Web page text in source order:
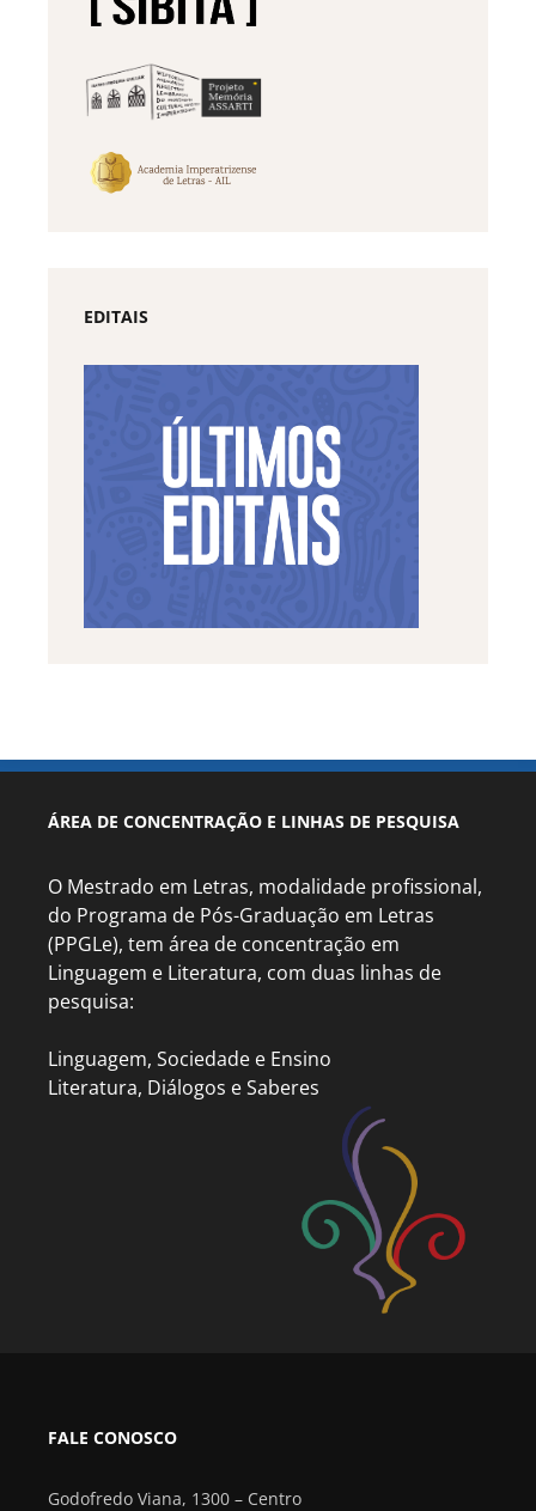
EDITAIS
ÁREA DE CONCENTRAÇÃO E LINHAS DE PESQUISA
O Mestrado em Letras, modalidade profissional,
do Programa de Pós-Graduação em Letras
(PPGLe), tem área de concentração em
Linguagem e Literatura, com duas linhas de
pesquisa:
Linguagem, Sociedade e Ensino
Literatura, Diálogos e Saberes
FALE CONOSCO
Godofredo Viana, 1300 – Centro